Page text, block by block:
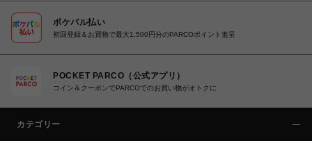
ポケパル払い
初回登録＆お買物で最大1,500円分のPARCOポイント進呈
POCKET PARCO（公式アプリ）
コイン＆クーポンでPARCOでのお買い物がオトクに
カテゴリー